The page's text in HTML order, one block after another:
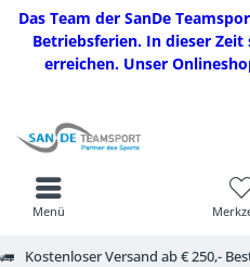
Das Team der SanDe
Betriebsferien. In dieser
erreichen. Unser
Kostenloser Versand ab € 250,-
Menü